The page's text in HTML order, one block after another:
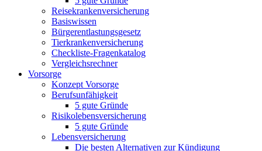
Reisekrankenversicherung
Basiswissen
Bürgerentlastungsgesetz
Tierkrankenversicherung
Checkliste-Fragenkatalog
Vergleichsrechner
Vorsorge
Konzept Vorsorge
Berufsunfähigkeit
5 gute Gründe
Risikolebensversicherung
5 gute Gründe
Lebensversicherung
Die besten Alternativen zur Kündigung